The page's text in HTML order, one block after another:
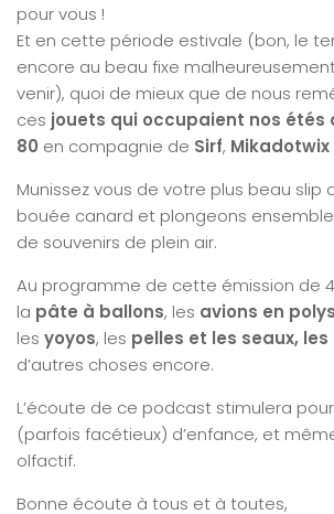
pour vous !
Et en cette période estivale (bon, le
encore au beau fixe
venir), quoi de mieux que de nous
ces jouets qui occupaient nos étés
80 en compagnie de Sirf, Mikadotwix
Munissez vous de votre plus beau slip
bouée canard et plongeons
de souvenirs de plein air.
Au programme de cette émission de
la pâte à ballons, les avions en
les yoyos, les pelles et les seaux,
d’autres choses encore.
L’écoute de ce podcast stimulera
(parfois facétieux) d’enfance, et
olfactif.
Bonne écoute à tous et à toutes,